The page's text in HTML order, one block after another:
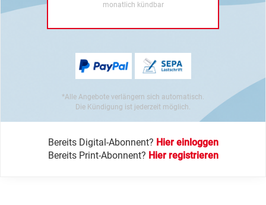
monatlich kündbar
*Alle Angebote verlängern sich automatisch.
Die Kündigung ist jederzeit möglich.
Bereits Digital-Abonnent? Hier einloggen
Bereits Print-Abonnent? Hier registrieren